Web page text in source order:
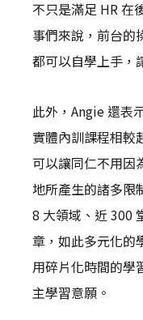
不只是滿足 HR 在
事們來說，前台的
都可以自學上手，
此外，Angie 還表
實體內訓課程相較
可以讓同仁不用因
地所產生的諸多限
8 大領域、近 300
章，如此多元化的
用碎片化時間的學
主學習意願。